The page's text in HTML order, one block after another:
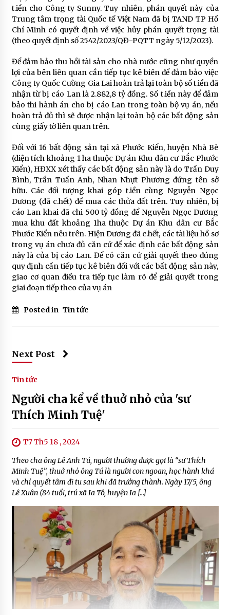
t.iền cho Công ty Sunny. Tuy nhiên, phán quyết này của
Trung tâm trọng tài Quốc tế Việt Nam đã bị TAND TP Hồ
Chí Minh có quyết định về việc hủy phán quyết trọng tài
(theo quyết định số 2542/2023/QĐ-PQTT ngày 5/12/2023).
Để đảm bảo thu hồi tài sản cho nhà nước cũng như quyền
lợi của bên liên quan cần tiếp tục kê biên để đảm bảo việc
Công ty Quốc Cường Gia Lai hoàn trả lại toàn bộ số t.iền đã
nhận từ bị cáo Lan là 2.882,8 tỷ đồng. Số t.iền này để đảm
bảo thi hành án cho bị cáo Lan trong toàn bộ vụ án, nếu
hoàn trả đủ thì sẽ được nhận lại toàn bộ các bất động sản
cùng giấy tờ liên quan trên.
Đối với 16 bất động sản tại xã Phước Kiển, huyện Nhà Bè
(diện tích khoảng 1 ha thuộc Dự án Khu dân cư Bắc Phước
Kiển), HĐXX xét thấy các bất động sản này là do Trần Duy
Bình, Trần Tuấn Anh, Nhan Nhựt Phương đứng tên sở
hữu. Các đối tượng khai góp t.iền cùng Nguyễn Ngọc
Dương (đã c.hết) để mua các thửa đất trên. Tuy nhiên, bị
cáo Lan khai đã chi 500 tỷ đồng để Nguyễn Ngọc Dương
mua khu đất khoảng 1ha thuộc Dự án Khu dân cư Bắc
Phước Kiển nêu trên. Hiện Dương đã c.hết, các tài liệu hồ sơ
trong vụ án chưa đủ căn cứ để xác định các bất động sản
này là của bị cáo Lan. Để có căn cứ giải quyết theo đúng
quy định cần tiếp tục kê biên đối với các bất động sản này,
giao cơ quan điều tra tiếp tục làm rõ để giải quyết trong
giai đoạn tiếp theo của vụ án
Posted in Tin tức
Next Post
Tin tức
Người cha kể về thuở nhỏ của 'sư
Thích Minh Tuệ'
T7 Th5 18 , 2024
Theo cha ông Lê Anh Tú, người thường được gọi là “sư Thích
Minh Tuệ”, thuở nhỏ ông Tú là người con ngoan, học hành khá
và chỉ quyết tâm đi tu sau khi đã trưởng thành. Ngày 17/5, ông
Lê Xuân (84 tuổi, trú xã Ia Tô, huyện Ia […]